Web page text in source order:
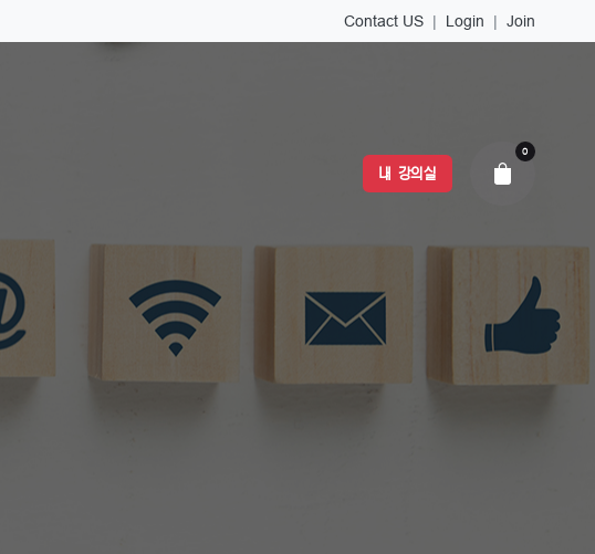
Join
|
Login
|
Contact US
내 강의실
0